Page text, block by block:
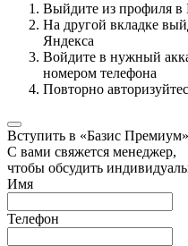
Выйдите из профиля в
На другой вкладке
Яндекса
Войдите в нужный
номером телефона
Повторно
Вступить в «Базис Премиум»
С вами свяжется менеджер,
чтобы обсудить
Имя
Телефон